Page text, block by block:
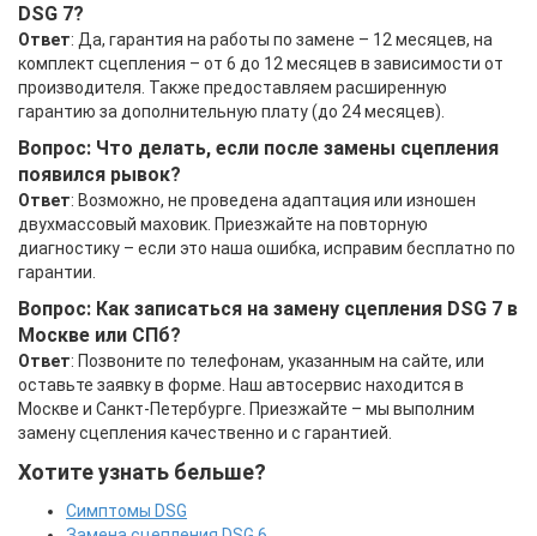
DSG 7?
Ответ: Да, гарантия на работы по замене – 12 месяцев, на
комплект сцепления – от 6 до 12 месяцев в зависимости от
производителя. Также предоставляем расширенную
гарантию за дополнительную плату (до 24 месяцев).
Вопрос: Что делать, если после замены сцепления
появился рывок?
Ответ: Возможно, не проведена адаптация или изношен
двухмассовый маховик. Приезжайте на повторную
диагностику – если это наша ошибка, исправим бесплатно по
гарантии.
Вопрос: Как записаться на замену сцепления DSG 7 в
Москве или СПб?
Ответ: Позвоните по телефонам, указанным на сайте, или
оставьте заявку в форме. Наш автосервис находится в
Москве и Санкт-Петербурге. Приезжайте – мы выполним
замену сцепления качественно и с гарантией.
Хотите узнать бельше?
Симптомы DSG